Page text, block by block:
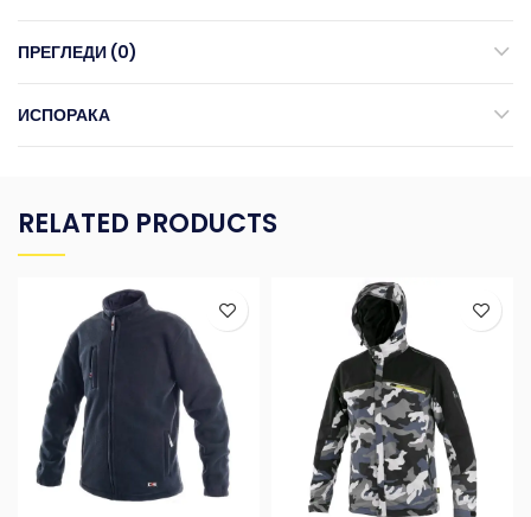
ПРЕГЛЕДИ (0)
ИСПОРАКА
RELATED PRODUCTS